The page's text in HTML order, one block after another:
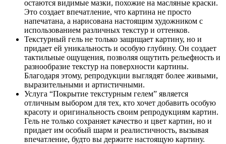
остаются видимые мазки, похожие на масляные краски.
Это создает впечатление, что картина не просто
напечатана, а нарисована настоящим художником с
использованием различных текстур и оттенков.
Текстурный гель не только защищает картину, но и
придает ей уникальность и особую глубину. Он создает
тактильные ощущения, позволяя ощутить рельефность и
разнообразие текстур на поверхности картины.
Благодаря этому, репродукции выглядят более живыми,
выразительными и артистичными.
Услуга “Покрытие текстурным гелем” является
отличным выбором для тех, кто хочет добавить особую
красоту и оригинальность своим репродукциям картин.
Гель не только сохраняет качество и цвет картин, но и
придает им особый шарм и реалистичность, вызывая
впечатление, будто вы держите настоящую картину.